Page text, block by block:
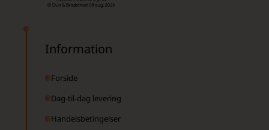
Information
Forside
Dag-til-dag levering
Handelsbetingelser